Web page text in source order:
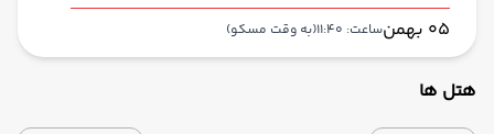
05 بهمن ساعت: 11:40 (به وقت مسکو)
هتل ها